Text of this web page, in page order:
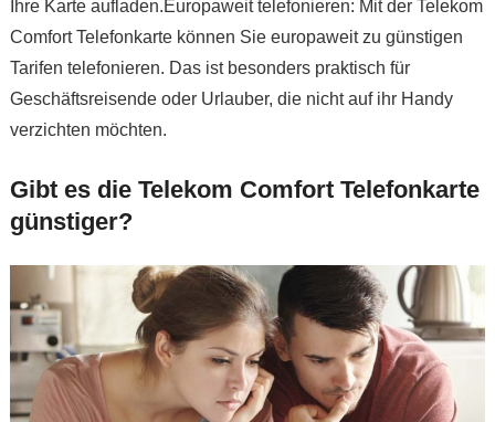
Ihre Karte aufladen.Europaweit telefonieren: Mit der Telekom
Comfort Telefonkarte können Sie europaweit zu günstigen
Tarifen telefonieren. Das ist besonders praktisch für
Geschäftsreisende oder Urlauber, die nicht auf ihr Handy
verzichten möchten.
Gibt es die Telekom Comfort Telefonkarte
günstiger?